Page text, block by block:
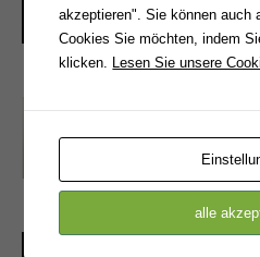
Produkt enthält: 1
15,90€ inkl. MwSt. und
Produkt enthält: 1Stück
Bilderrahmen 21x30
akzeptieren". Sie können auch
Cookies Sie möchten, indem
klicken. Lesen Sie unsere
alle